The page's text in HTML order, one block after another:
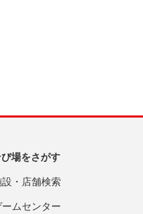
場をさがす
設・店舗検索
ームセンター